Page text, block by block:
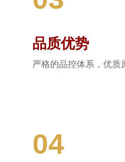
品质优势
严格的品控体系，优质
04